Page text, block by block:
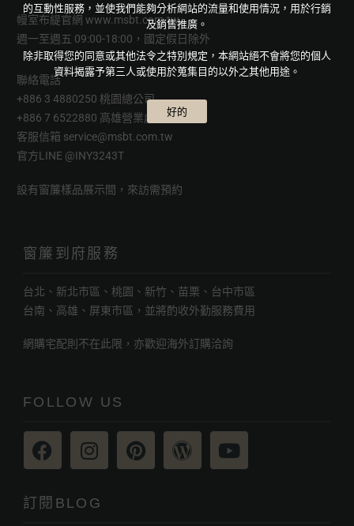
幔室布緹官網www.msbt.com.tw
週一至週五 09:00-18:00，國定假日除外
聯絡電話
+886 3 4880250 桃園總公司
+886 7 6522880 高雄營業處
客服信箱 service@msbt.com.tw
官方LINE @INY3243T
設有窗簾樣品展示間，來訪需預約
窗簾到府服務
台北、新北市區、桃園、新竹、苗栗、台中市區
台南、高雄、屏東市區，並將酌收外勤服務費用
網購宅配則不在此限，亦歡迎海外訂購洽詢
FOLLOW US
訂閱BLOG
的互動性服務，並使我們能夠分析網站的流量和使用情況，用於行銷
及銷售推廣。
除非取得您的同意或其他法令之特別規定，本網站絕不會將您的個人
資料揭露予第三人或使用於蒐集目的以外之其他用途。
好的